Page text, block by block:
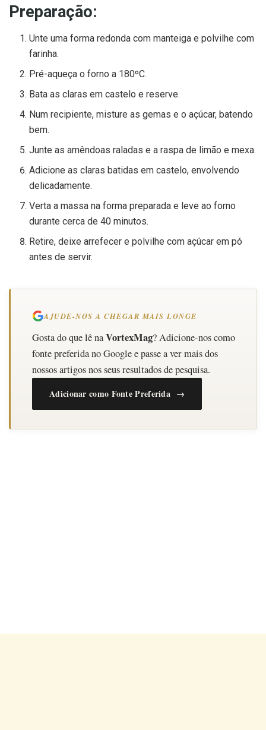
Preparação:
Unte uma forma redonda com manteiga e polvilhe com
farinha.
Pré-aqueça o forno a 180ºC.
Bata as claras em castelo e reserve.
Num recipiente, misture as gemas e o açúcar, batendo
bem.
Junte as amêndoas raladas e a raspa de limão e mexa.
Adicione as claras batidas em castelo, envolvendo
delicadamente.
Verta a massa na forma preparada e leve ao forno
durante cerca de 40 minutos.
Retire, deixe arrefecer e polvilhe com açúcar em pó
antes de servir.
AJUDE-NOS A CHEGAR MAIS LONGE
Gosta do que lê naVortexMag? Adicione-nos como
fonte preferida no Google e passe a ver mais dos
nossos artigos nos seus resultados de pesquisa.
Adicionar como Fonte Preferida →